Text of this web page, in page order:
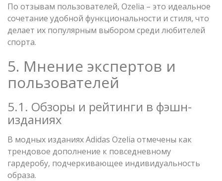
По отзывам пользователей, Ozelia – это идеальное
сочетание удобной функциональности и стиля, что
делает их популярным выбором среди любителей
спорта.
5. Мнение экспертов и
пользователей
5.1. Обзоры и рейтинги в фэшн-
изданиях
В модных изданиях Adidas Ozelia отмечены как
трендовое дополнение к повседневному
гардеробу, подчеркивающее индивидуальность
образа.